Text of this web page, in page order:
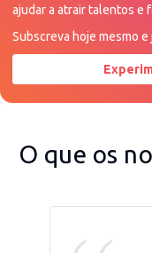
Peça
ajudar a atrair talentos e
Subscreva hoje mesmo
O que os